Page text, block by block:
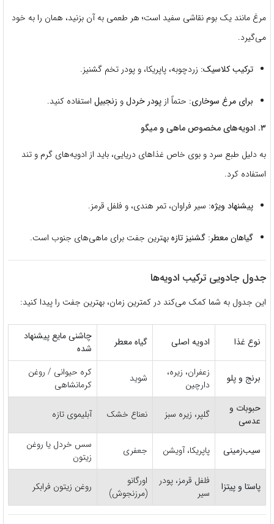
مرغ مانند یک بوم نقاشی سفید است؛ هر طعمی به آن بزنید، همان را به خود
می‌گیرد.
ترکیب کلاسیک: زردچوبه، پاپریکا، و پودر تخم گشنیز.
برای مرغ سوخاری: حتماً از پودر خردلو زنجبیل استفاده کنید.
۳. ادویه‌های مخصوص ماهی و میگو
به دلیل طبع سرد و بوی خاص غذاهای دریایی، باید از ادویه‌های گرم و تند
استفاده کرد.
پیشنهاد ویژه: سیر فراوان، تمر هندی، و فلفل قرمز.
گیاهان معطر: گشنیز تازهبهترین جفت برای ماهی‌های جنوب است.
جدول جادویی ترکیب ادویه‌ها
این جدول به شما کمک می‌کند در کمترین زمان، بهترین جفت را پیدا کنید:
نوع غذا ادویه اصلی گیاه معطر
چاشنی مایع پیشنهاد
شده
برنج و پلو
زعفران، زیره،
دارچین
شوید
کره حیوانی / روغن
کرمانشاهی
حبوبات و
عدسی
گلپر، زیره سبز نعناع خشک آبلیموی تازه
سیب‌زمینی پاپریکا، آویشن جعفری
سس خردل یا روغن
زیتون
پاستا و پیتزا
فلفل قرمز، پودر
سیر
اورگانو
(مرزنجوش)
روغن زیتون فرابکر